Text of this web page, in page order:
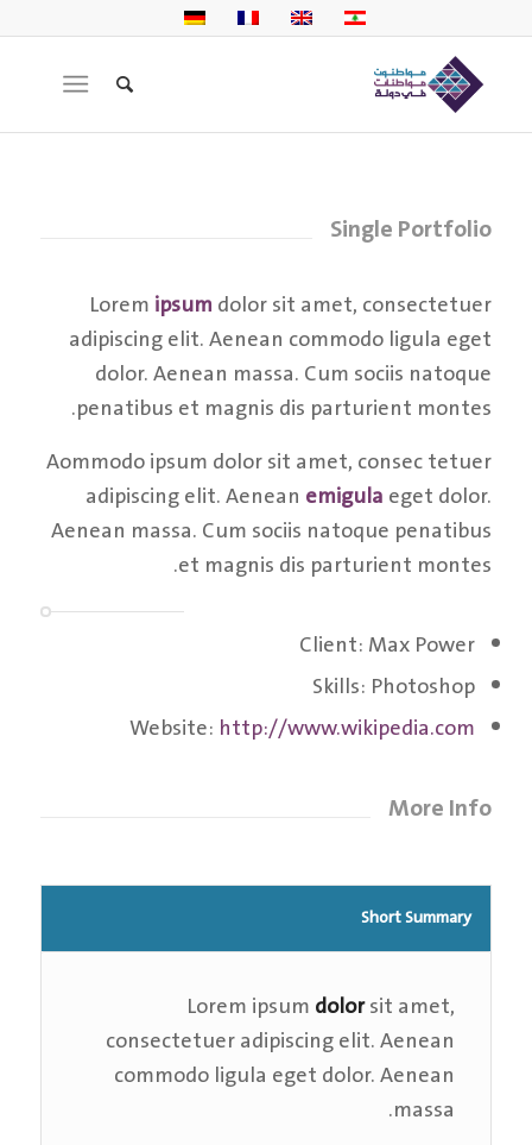
Single Portfolio
Lorem ipsum dolor sit amet, consectetuer
adipiscing elit. Aenean commodo ligula eget
dolor. Aenean massa. Cum sociis natoque
penatibus et magnis dis parturient montes.
Aommodo ipsum dolor sit amet, consec tetuer
adipiscing elit. Aenean emigula eget dolor.
Aenean massa. Cum sociis natoque penatibus
et magnis dis parturient montes.
Client: Max Power
Skills: Photoshop
Website: http://www.wikipedia.com
More Info
Short Summary
Lorem ipsum dolorsit amet,
consectetuer adipiscing elit. Aenean
commodo ligula eget dolor. Aenean
massa.